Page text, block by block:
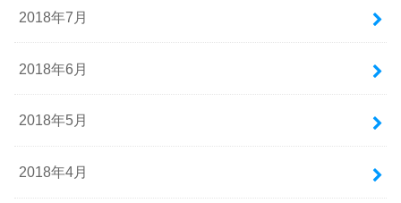
2018年7月
2018年6月
2018年5月
2018年4月